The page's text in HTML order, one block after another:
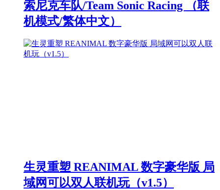
索尼克车队/Team Sonic Racing （联
机模式/繁体中文）
生灵重塑 REANIMAL 数字豪华版 局
域网可以双人联机玩（v1.5）